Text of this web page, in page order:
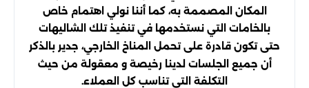
المكان المصممة به، كما أننا نولي اهتمام خاص
بالخامات التي نستخدمها في تنفيذ تلك الشاليهات
حتى تكون قادرة على تحمل المناخ الخارجي، جدير بالذكر
أن جميع الجلسات لدينا رخيصة و معقولة من حيث
التكلفة التي تناسب كل العملاء.